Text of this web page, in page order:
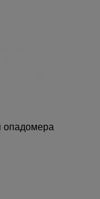
опадомера